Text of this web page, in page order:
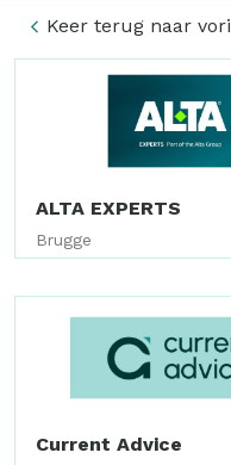
Keer terug naar
ALTA EXPERTS
Brugge
Current Advice